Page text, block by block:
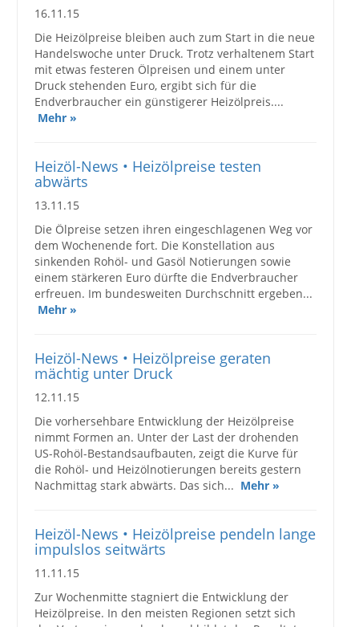
16.11.15
Die Heizölpreise bleiben auch zum Start in die neue
Handelswoche unter Druck. Trotz verhaltenem Start
mit etwas festeren Ölpreisen und einem unter
Druck stehenden Euro, ergibt sich für die
Endverbraucher ein günstigerer Heizölpreis....
Mehr »
Heizöl-News • Heizölpreise testen
abwärts
13.11.15
Die Ölpreise setzen ihren eingeschlagenen Weg vor
dem Wochenende fort. Die Konstellation aus
sinkenden Rohöl- und Gasöl Notierungen sowie
einem stärkeren Euro dürfte die Endverbraucher
erfreuen. Im bundesweiten Durchschnitt ergeben...
Mehr »
Heizöl-News • Heizölpreise geraten
mächtig unter Druck
12.11.15
Die vorhersehbare Entwicklung der Heizölpreise
nimmt Formen an. Unter der Last der drohenden
US-Rohöl-Bestandsaufbauten, zeigt die Kurve für
die Rohöl- und Heizölnotierungen bereits gestern
Nachmittag stark abwärts. Das sich... Mehr »
Heizöl-News • Heizölpreise pendeln lange
impulslos seitwärts
11.11.15
Zur Wochenmitte stagniert die Entwicklung der
Heizölpreise. In den meisten Regionen setzt sich